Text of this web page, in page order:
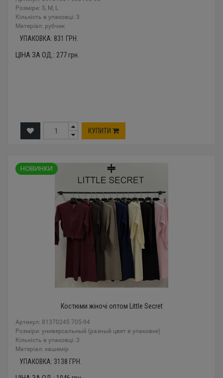
Розміри: S, M, L
Кількість в упаковці: 3
Mатеріал: рубчик
УПАКОВКА: 831 ГРН.
ЦІНА ЗА ОД.: 277грн.
КУПИТИ
Костюми жіночі оптом Little Secret
Артикул: 81370245 705-94
Розміри: универсальный (разный цвет в упаковке)
Кількість в упаковці: 3
Mатеріал: кашемір
УПАКОВКА: 3138 ГРН.